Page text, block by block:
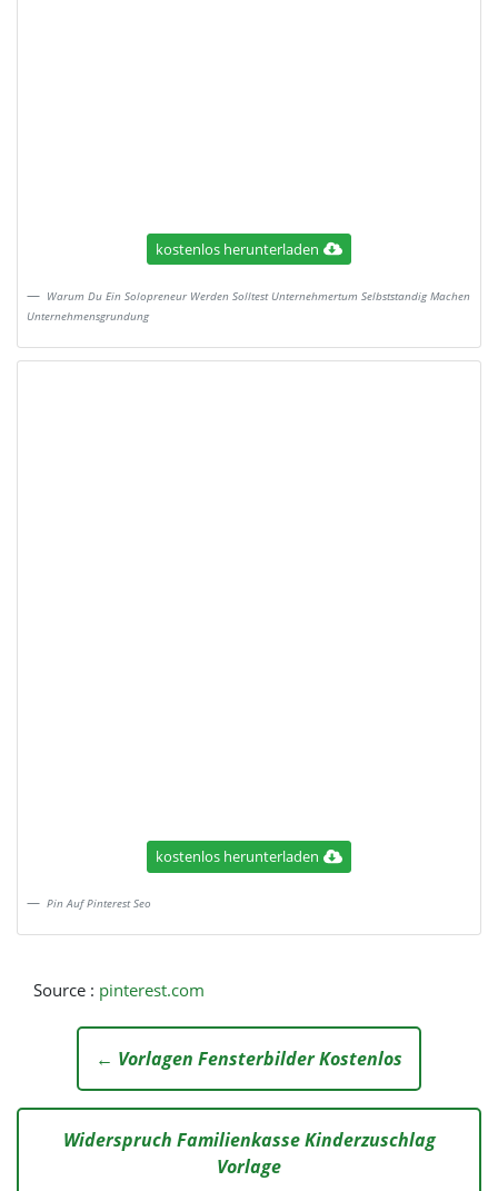
kostenlos herunterladen
Warum Du Ein Solopreneur Werden Solltest Unternehmertum Selbststandig Machen
Unternehmensgrundung
kostenlos herunterladen
Pin Auf Pinterest Seo
Source : pinterest.com
← Vorlagen Fensterbilder Kostenlos
Widerspruch Familienkasse Kinderzuschlag
Vorlage